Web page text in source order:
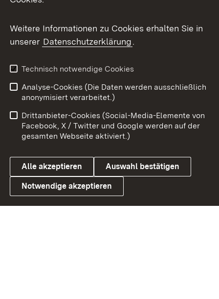
Messenger
Social Wall
X / Twitter
Youtube
Link zum Landesportal
Benutzungshinweise
Barrierefreiheit
Datenschutz
Cookies
Weitere Informationen zu Cookies erhalten Sie in
unserer Datenschutzerklärung.
Technisch notwendige Cookies
Analyse-Cookies (Die Daten werden ausschließlich
anonymisiert verarbeitet.)
Drittanbieter-Cookies (Social-Media-Elemente von
Facebook, X / Twitter und Google werden auf der
gesamten Webseite aktiviert.)
Alle akzeptieren Auswahl bestätigen
Notwendige akzeptieren